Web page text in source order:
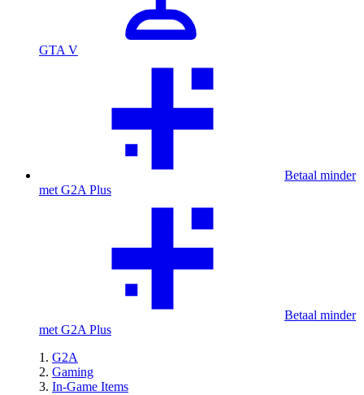
GTA V
Betaal minder
met G2A Plus
Betaal minder
met G2A Plus
G2A
Gaming
In-Game Items